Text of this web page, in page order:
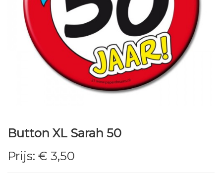
Button XL Sarah 50
Prijs: € 3,50